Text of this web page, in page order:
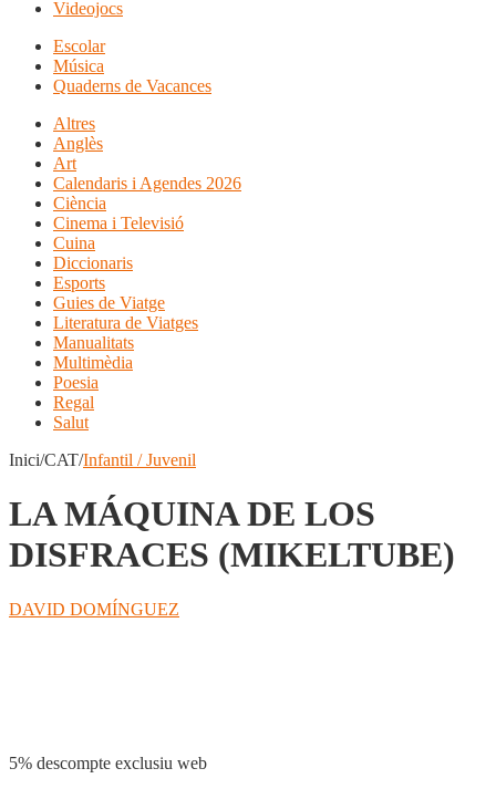
Videojocs
Escolar
Música
Quaderns de Vacances
Altres
Anglès
Art
Calendaris i Agendes 2026
Ciència
Cinema i Televisió
Cuina
Diccionaris
Esports
Guies de Viatge
Literatura de Viatges
Manualitats
Multimèdia
Poesia
Regal
Salut
Inici/CAT/Infantil / Juvenil
LA MÁQUINA DE LOS
DISFRACES (MIKELTUBE)
DAVID DOMÍNGUEZ
5% descompte exclusiu web